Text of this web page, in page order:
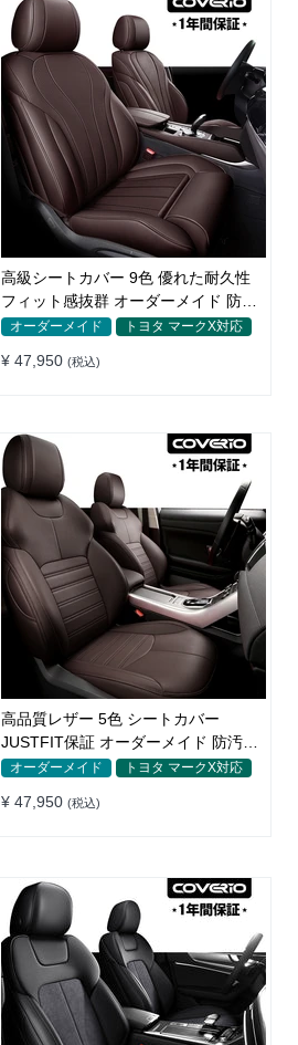
高級シートカバー 9色 優れた耐久性
フィット感抜群 オーダーメイド 防水
レザー おしゃれ
オーダーメイド トヨタ マークX対応
¥ 47,950 (税込)
高品質レザー 5色 シートカバー
JUSTFIT保証 オーダーメイド 防汚防
水 優れた耐久性
オーダーメイド トヨタ マークX対応
¥ 47,950 (税込)